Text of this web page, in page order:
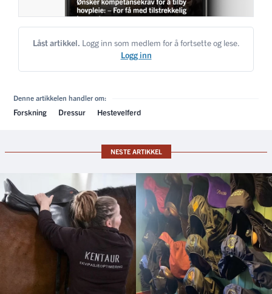
Låst artikkel. Logg inn som medlem for å fortsette og lese.
Logg inn
Denne artikkelen handler om:
Forskning Dressur Hestevelferd
NESTE ARTIKKEL